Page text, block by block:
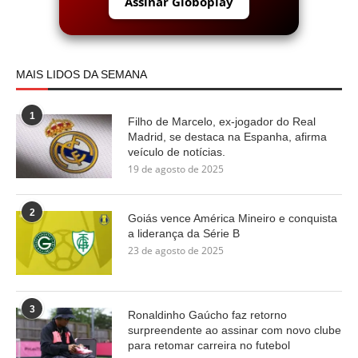
MAIS LIDOS DA SEMANA
1
Filho de Marcelo, ex-jogador do Real
Madrid, se destaca na Espanha, afirma
veículo de notícias.
19 de agosto de 2025
2
Goiás vence América Mineiro e conquista
a liderança da Série B
23 de agosto de 2025
3
Ronaldinho Gaúcho faz retorno
surpreendente ao assinar com novo clube
para retomar carreira no futebol